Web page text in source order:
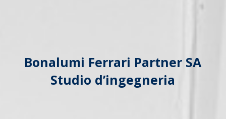
Bonalumi Ferrari Partner SA
Studio d’ingegneria